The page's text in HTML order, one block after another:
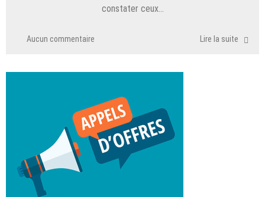
constater ceux…
Aucun commentaire Lire la suite